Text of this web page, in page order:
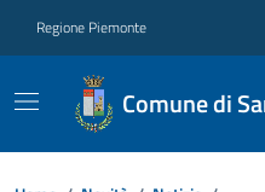
Regione Piemonte
Comune di